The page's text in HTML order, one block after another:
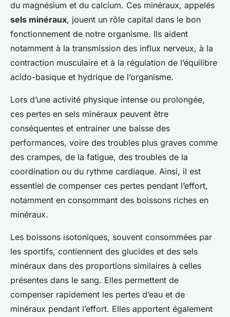
du magnésium et du calcium. Ces minéraux, appelés
sels minéraux, jouent un rôle capital dans le bon
fonctionnement de notre organisme. Ils aident
notamment à la transmission des influx nerveux, à la
contraction musculaire et à la régulation de l’équilibre
acido-basique et hydrique de l’organisme.
Lors d’une activité physique intense ou prolongée,
ces pertes en sels minéraux peuvent être
conséquentes et entrainer une baisse des
performances, voire des troubles plus graves comme
des crampes, de la fatigue, des troubles de la
coordination ou du rythme cardiaque. Ainsi, il est
essentiel de compenser ces pertes pendant l’effort,
notamment en consommant des boissons riches en
minéraux.
Les boissons isotoniques, souvent consommées par
les sportifs, contiennent des glucides et des sels
minéraux dans des proportions similaires à celles
présentes dans le sang. Elles permettent de
compenser rapidement les pertes d’eau et de
minéraux pendant l’effort. Elles apportent également